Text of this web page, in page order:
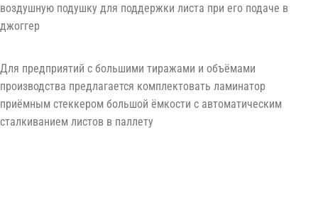
воздушную подушку для поддержки листа при его подаче в
джоггер
Для предприятий с большими тиражами и объёмами
производства предлагается комплектовать ламинатор
приёмным стеккером большой ёмкости с автоматическим
сталкиванием листов в паллету